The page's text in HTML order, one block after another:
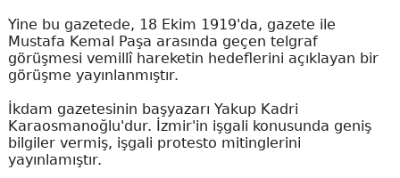
Yine bu gazetede, 18 Ekim 1919'da, gazete ile
Mustafa Kemal Paşa arasında geçen telgraf
görüşmesi vemillî hareketin hedeflerini açıklayan bir
görüşme yayınlanmıştır.
İkdam gazetesinin başyazarı Yakup Kadri
Karaosmanoğlu'dur. İzmir'in işgali konusunda geniş
bilgiler vermiş, işgali protesto mitinglerini
yayınlamıştır.